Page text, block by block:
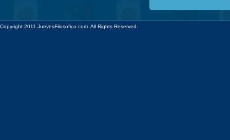
Copyright 2011 JuevesFilosofico.com. All Rights Reserved.